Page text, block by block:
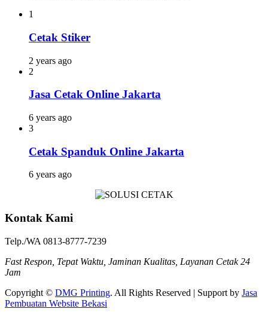
1
Cetak Stiker
2 years ago
2
Jasa Cetak Online Jakarta
6 years ago
3
Cetak Spanduk Online Jakarta
6 years ago
Kontak Kami
Telp./WA 0813-8777-7239
Fast Respon, Tepat Waktu, Jaminan Kualitas, Layanan Cetak 24
Jam
Copyright © DMG Printing. All Rights Reserved | Support by Jasa
Pembuatan Website Bekasi